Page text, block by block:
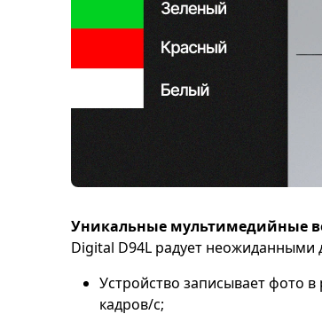
Уникальные мультимедийные
Digital D94L радует
Устройство записывает фото в
кадров/с;